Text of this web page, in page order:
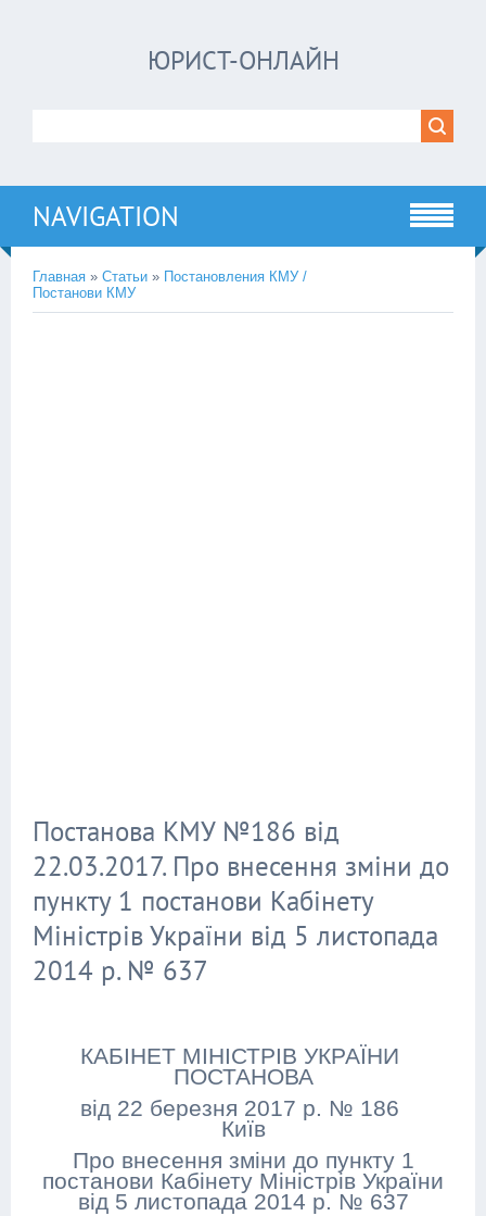
ЮРИСТ-ОНЛАЙН
NAVIGATION
Главная » Статьи » Постановления КМУ /
Постанови КМУ
Постанова КМУ №186 від
22.03.2017. Про внесення зміни до
пункту 1 постанови Кабінету
Міністрів України від 5 листопада
2014 р. № 637
КАБІНЕТ МІНІСТРІВ УКРАЇНИ
ПОСТАНОВА
від 22 березня 2017 р. № 186
Київ
Про внесення зміни до пункту 1
постанови Кабінету Міністрів України
від 5 листопада 2014 р. № 637